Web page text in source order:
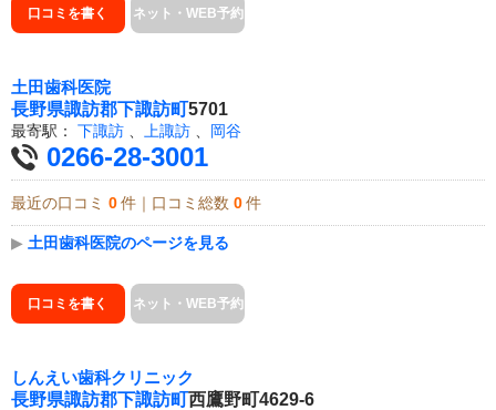
口コミを書く ネット・WEB予約
土田歯科医院
長野県諏訪郡下諏訪町5701
最寄駅： 下諏訪 上諏訪 岡谷
0266-28-3001
最近の口コミ 0 件｜口コミ総数 0 件
▶ 土田歯科医院のページを見る
口コミを書く ネット・WEB予約
しんえい歯科クリニック
長野県諏訪郡下諏訪町西鷹野町4629-6